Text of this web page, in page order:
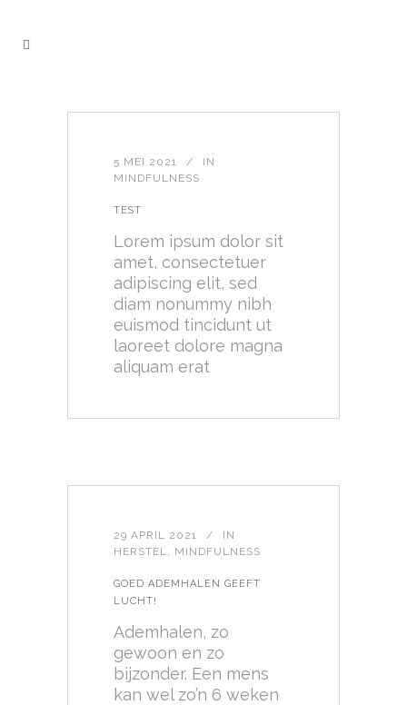
5 MEI 2021
IN
MINDFULNESS
TEST
Lorem ipsum dolor sit
amet, consectetuer
adipiscing elit, sed
diam nonummy nibh
euismod tincidunt ut
laoreet dolore magna
aliquam erat
29 APRIL 2021
IN
HERSTEL, MINDFULNESS
GOED ADEMHALEN GEEFT
LUCHT!
Ademhalen, zo
gewoon en zo
bijzonder. Een mens
kan wel zo’n 6 weken